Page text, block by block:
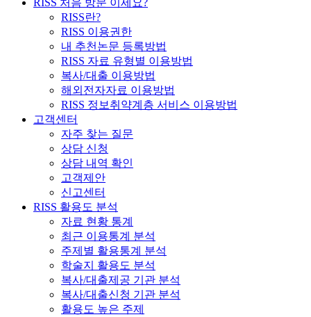
RISS 처음 방문 이세요?
RISS란?
RISS 이용권한
내 추천논문 등록방법
RISS 자료 유형별 이용방법
복사/대출 이용방법
해외전자자료 이용방법
RISS 정보취약계층 서비스 이용방법
고객센터
자주 찾는 질문
상담 신청
상담 내역 확인
고객제안
신고센터
RISS 활용도 분석
자료 현황 통계
최근 이용통계 분석
주제별 활용통계 분석
학술지 활용도 분석
복사/대출제공 기관 분석
복사/대출신청 기관 분석
활용도 높은 주제